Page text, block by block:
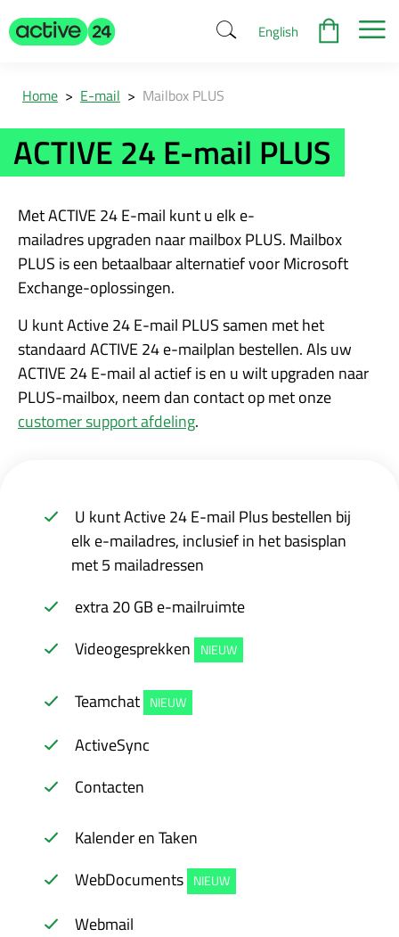
English
Home > E-mail > Mailbox PLUS
ACTIVE 24 E-mail PLUS
Met ACTIVE 24 E-mail kunt u elk e-
mailadres upgraden naar mailbox PLUS. Mailbox
PLUS is een betaalbaar alternatief voor Microsoft
Exchange-oplossingen.
U kunt Active 24 E-mail PLUS samen met het
standaard ACTIVE 24 e-mailplan bestellen. Als uw
ACTIVE 24 E-mail al actief is en u wilt upgraden naar
PLUS-mailbox, neem dan contact op met onze
customer support afdeling.
U kunt Active 24 E-mail Plus bestellen bij
elk e-mailadres, inclusief in het basisplan
met 5 mailadressen
extra 20 GB e-mailruimte
Videogesprekken NIEUW
Teamchat NIEUW
ActiveSync
Contacten
Kalender en Taken
WebDocuments NIEUW
Webmail